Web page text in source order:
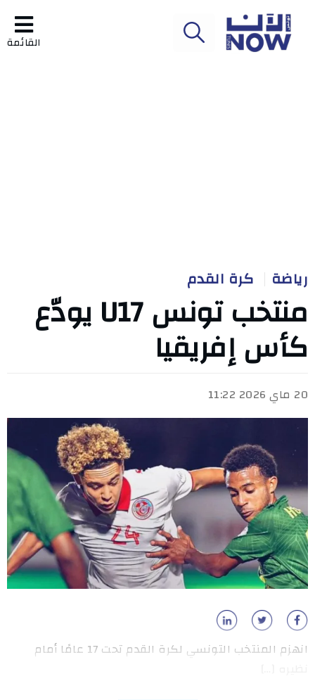
القائمة
رياضة كرة القدم
منتخب تونس U17 يودّع
كأس إفريقيا
20 ماي 2026 11:22
انهزم المنتخب التونسي لكرة القدم تحت 17 عامًا أمام